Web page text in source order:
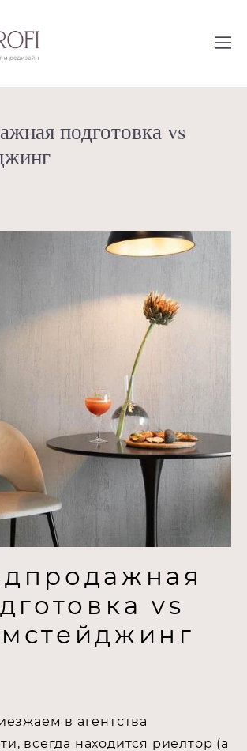
подготовка vs
vs
в агентства
всегда находится риелтор (а